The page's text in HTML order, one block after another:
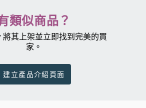
類似商品？
其上架並立即找到完美的買
家。
建立產品介紹頁面